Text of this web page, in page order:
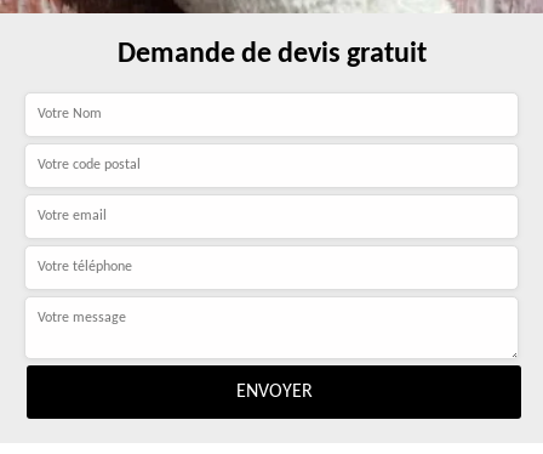
Demande de devis gratuit